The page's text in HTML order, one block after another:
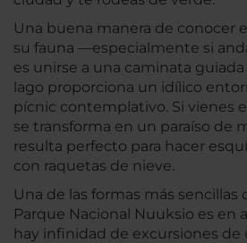
Una buena manera de conocer
su fauna —especialmente si
es unirse a una caminata
lago proporciona un idílico
pícnic contemplativo. Si vienes
se transforma en un paraíso de
resulta perfecto para hacer
con raquetas de nieve.
Una de las formas más sencillas
Parque Nacional Nuuksio es en
hay infinidad de excursiones de